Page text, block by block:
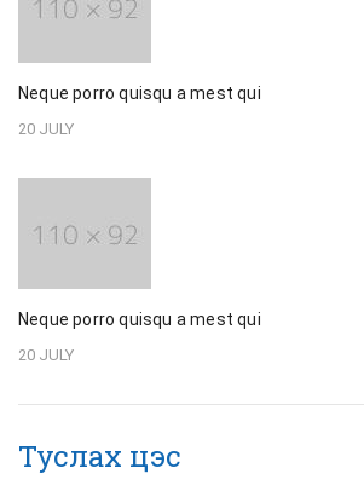
Neque porro quisqu a mest qui
20 JULY
Neque porro quisqu a mest qui
20 JULY
Туслах цэс